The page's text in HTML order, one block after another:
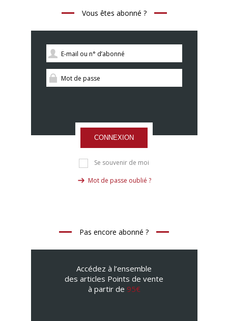
Vous êtes abonné ?
CONNEXION
Se souvenir de moi
Mot de passe oublié ?
Pas encore abonné ?
Accédez à l’ensemble
des articles Points de vente
à partir de 95€